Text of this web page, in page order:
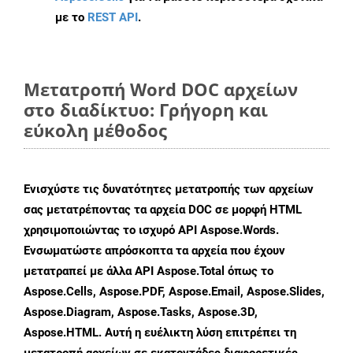
με το REST API.
Μετατροπή Word DOC αρχείων
στο διαδίκτυο: Γρήγορη και
εύκολη μέθοδος
Ενισχύστε τις δυνατότητες μετατροπής των αρχείων
σας μετατρέποντας τα αρχεία DOC σε μορφή HTML
χρησιμοποιώντας το ισχυρό API Aspose.Words.
Ενσωματώστε απρόσκοπτα τα αρχεία που έχουν
μετατραπεί με άλλα API Aspose.Total όπως το
Aspose.Cells, Aspose.PDF, Aspose.Email, Aspose.Slides,
Aspose.Diagram, Aspose.Tasks, Aspose.3D,
Aspose.HTML. Αυτή η ευέλικτη λύση επιτρέπει τη